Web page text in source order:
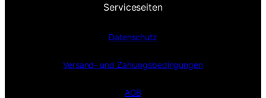
Serviceseiten
Datenschutz
Versand- und Zahlungsbedingungen
AGB